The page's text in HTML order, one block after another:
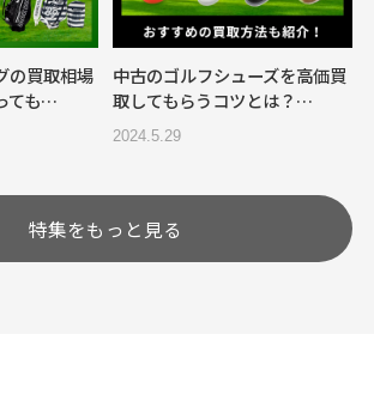
の買取相場
ても…
中古のゴルフシューズを高価買
取してもらうコツとは？…
2024.5.29
特集をもっと見る